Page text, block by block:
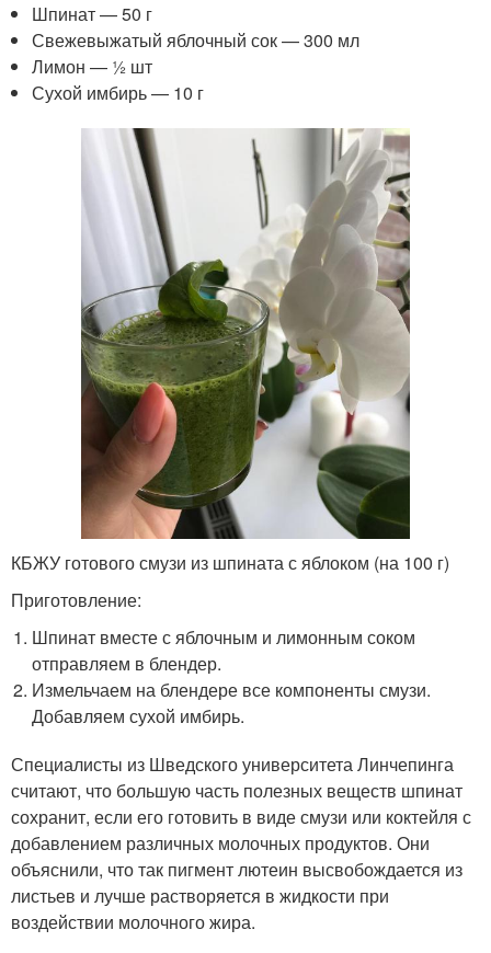
Шпинат — 50 г
Свежевыжатый яблочный сок — 300 мл
Лимон — ½ шт
Сухой имбирь — 10 г
КБЖУ готового смузи из шпината с яблоком (на 100 г)
Приготовление:
Шпинат вместе с яблочным и лимонным соком
отправляем в блендер.
Измельчаем на блендере все компоненты смузи.
Добавляем сухой имбирь.
Специалисты из Шведского университета Линчепинга
считают, что большую часть полезных веществ шпинат
сохранит, если его готовить в виде смузи или коктейля с
добавлением различных молочных продуктов. Они
объяснили, что так пигмент лютеин высвобождается из
листьев и лучше растворяется в жидкости при
воздействии молочного жира.